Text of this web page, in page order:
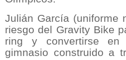
Julián García (uniforme
riesgo del Gravity Bike
ring y convertirse en
gimnasio construido a